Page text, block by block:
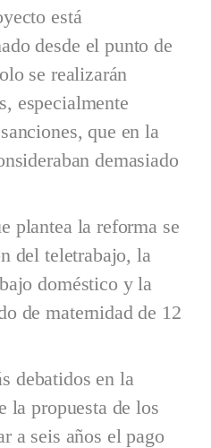
está
desde el punto de
se realizarán
especialmente
que en la
demasiado
plantea la reforma se
del teletrabajo, la
doméstico y la
de maternidad de 12
debatidos en la
la propuesta de los
a seis años el pago